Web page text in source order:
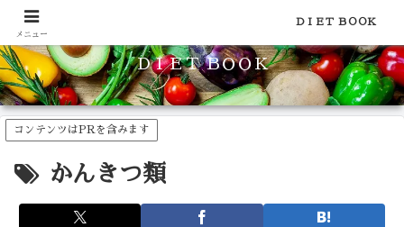
食品のカロリーや糖質などの栄養素がわかる！健康やダイエットに
ＤＩＥＴ ＢＯＯＫ
コンテンツはPRを含みます
かんきつ類
メニュー
ＤＩＥＴ ＢＯＯＫ